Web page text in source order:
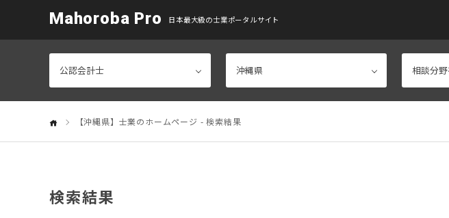
Mahoroba Pro 日本最大級の士業ポータルサイト
【沖縄県】士業のホームページ - 検索結果
検索結果